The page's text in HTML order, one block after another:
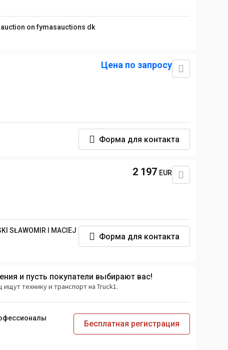
on fymasauctions dk
Цена по запросу
Форма для контакта
2 197 EUR
SŁAWOMIR I MACIEJ
Форма для контакта
и пусть покупатели выбирают вас!
технику и транспорт на Truck1.
Бесплатная регистрация